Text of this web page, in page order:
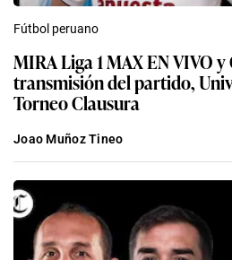
Fútbol peruano
MIRA Liga 1 MAX EN VIVO
transmisión del partido,
Torneo Clausura
Joao Muñoz Tineo